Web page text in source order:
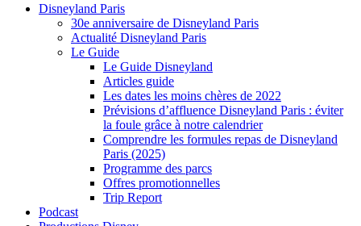
Disneyland Paris
30e anniversaire de Disneyland Paris
Actualité Disneyland Paris
Le Guide
Le Guide Disneyland
Articles guide
Les dates les moins chères de 2022
Prévisions d’affluence Disneyland Paris : éviter
la foule grâce à notre calendrier
Comprendre les formules repas de Disneyland
Paris (2025)
Programme des parcs
Offres promotionnelles
Trip Report
Podcast